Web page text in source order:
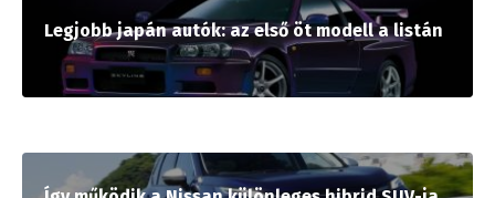
Legjobb japán autók: az első öt modell a listán